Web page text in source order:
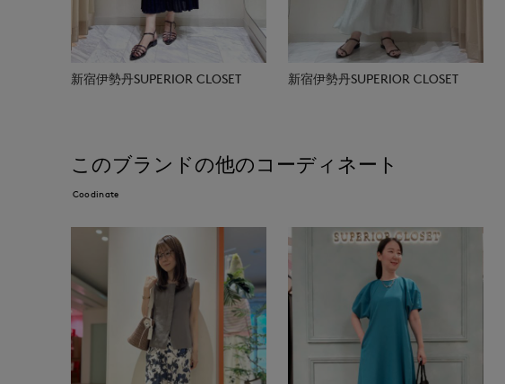
新宿伊勢丹SUPERIOR CLOSET 新宿伊勢丹SUPERIOR CLOSET
このブランドの他のコーディネート
Coodinate